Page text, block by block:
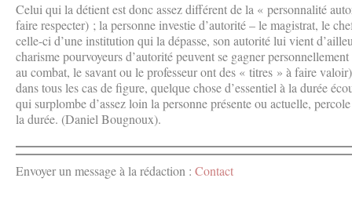
Celui qui la détient est donc assez différent de la « personnalité
faire respecter) ; la personne investie d’autorité – le magistrat, le
celle-ci d’une institution qui la dépasse, son autorité lui vient
charisme pourvoyeurs d’autorité peuvent se gagner
au combat, le savant ou le professeur ont des « titres » à faire
dans tous les cas de figure, quelque chose d’essentiel à la durée
qui surplombe d’assez loin la personne présente ou actuelle,
la durée. (Daniel Bougnoux).
Envoyer un message à la rédaction : Contact